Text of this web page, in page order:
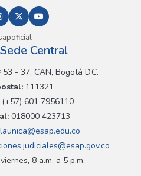
Central
- 37, CAN, Bogotá D.C.
111321
601 7956110
018000 423713
8 a.m. a 5 p.m.